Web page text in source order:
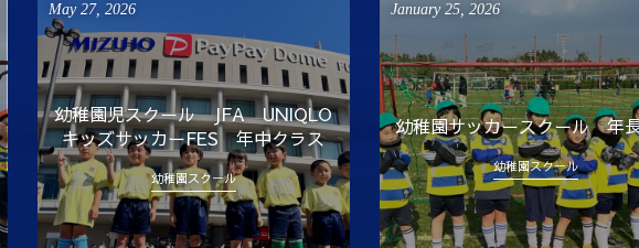
May 27, 2026
幼稚園児スクール JFA UNIQLO
キッズサッカーFES 年中クラス
幼稚園スクール
January 25,2026
幼稚園サッカースクール 年
幼稚園スクール